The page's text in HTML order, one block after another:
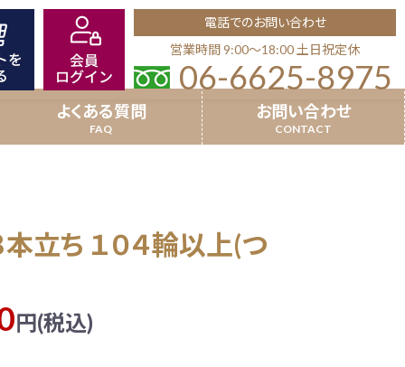
電話でのお問い合わせ
営業時間 9:00〜18:00 土日祝定休
06-6625-8975
就任祝い
祝い 竣工祝い
8本立以上
超特選受賞胡蝶蘭
よくある質問 お問い合わせ
立ち １０４輪以上(つ
円(税込)